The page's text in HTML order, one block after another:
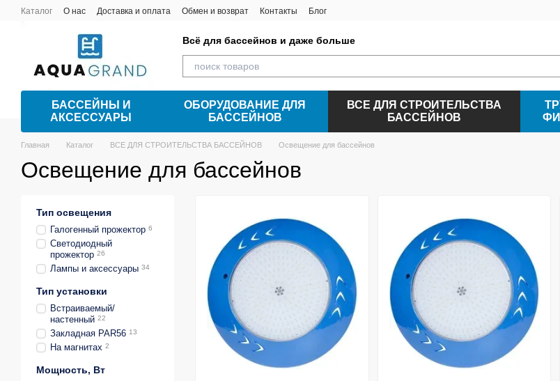
Перейти к основному контенту
Каталог О нас Доставка и оплата Обмен и возврат Контакты Блог
Всё для бассейнов и даже больше
БАССЕЙНЫ И
АКСЕССУАРЫ
ОБОРУДОВАНИЕ ДЛЯ
БАССЕЙНОВ
ВСЕ ДЛЯ СТРОИТЕЛЬСТВА
БАССЕЙНОВ
Главная Каталог ВСЕ ДЛЯ СТРОИТЕЛЬСТВА БАССЕЙНОВ Освещение для бассейнов
Освещение для бассейнов
Тип освещения
Галогенный прожектор 6
Светодиодный
прожектор 26
Лампы и аксессуары 34
Тип установки
Встраиваемый/
настенный 22
Закладная PAR56 13
На магнитах 2
Мощность, Вт